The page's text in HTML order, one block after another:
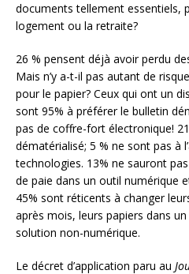
documents tellement essentiels,
logement ou la retraite?
26 % pensent déjà avoir perdu
Mais n’y a-t-il pas autant de
pour le papier? Ceux qui ont un
sont 95% à préférer le bulletin
pas de coffre-fort électronique!
dématérialisé; 5 % ne sont pas à
technologies. 13% ne sauront
de paie dans un outil numérique
45% sont réticents à changer
après mois, leurs papiers dans
solution non-numérique.
Le décret d’application paru au